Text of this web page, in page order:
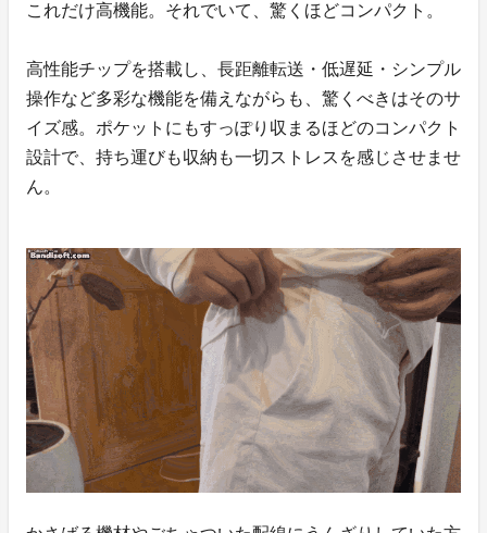
これだけ高機能。それでいて、驚くほどコンパクト。
高性能チップを搭載し、長距離転送・低遅延・シンプル
操作など多彩な機能を備えながらも、驚くべきはそのサ
イズ感。ポケットにもすっぽり収まるほどのコンパクト
設計で、持ち運びも収納も一切ストレスを感じさせませ
ん。